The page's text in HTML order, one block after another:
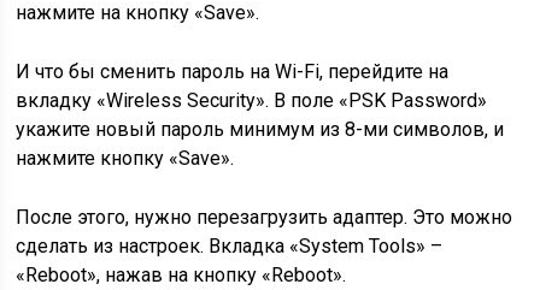
нажмите на кнопку «Save».
И что бы сменить пароль на Wi-Fi, перейдите на
вкладку «Wireless Security». В поле «PSK Password»
укажите новый пароль минимум из 8-ми символов, и
нажмите кнопку «Save».
После этого, нужно перезагрузить адаптер. Это можно
сделать из настроек. Вкладка «System Tools» –
«Reboot», нажав на кнопку «Reboot».